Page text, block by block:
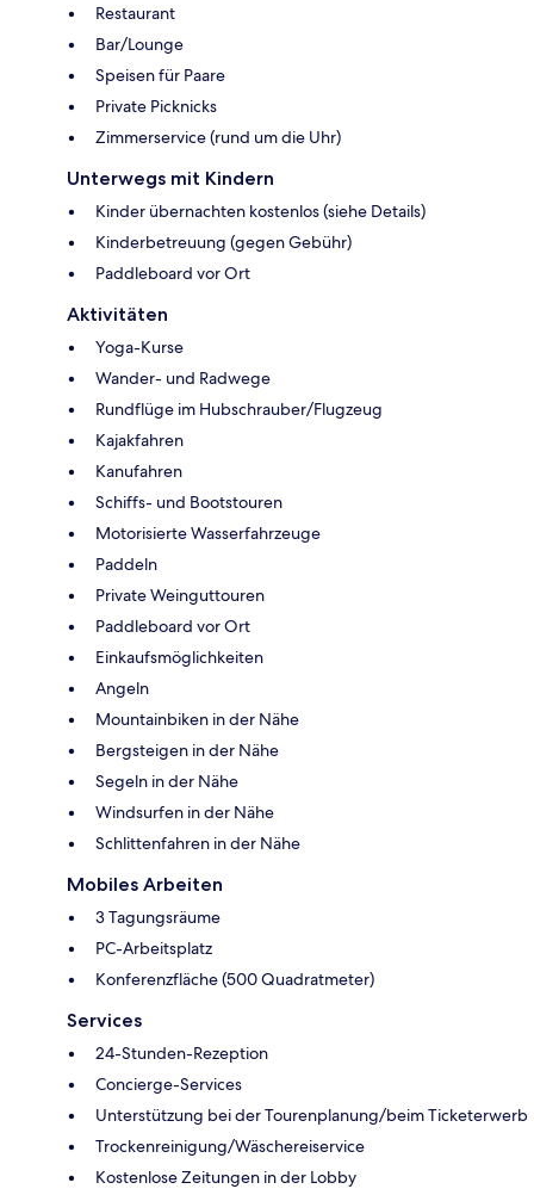
Restaurant
Bar/Lounge
Speisen für Paare
Private Picknicks
Zimmerservice (rund um die Uhr)
Unterwegs mit Kindern
Kinder übernachten kostenlos (siehe Details)
Kinderbetreuung (gegen Gebühr)
Paddleboard vor Ort
Aktivitäten
Yoga-Kurse
Wander- und Radwege
Rundflüge im Hubschrauber/Flugzeug
Kajakfahren
Kanufahren
Schiffs- und Bootstouren
Motorisierte Wasserfahrzeuge
Paddeln
Private Weinguttouren
Paddleboard vor Ort
Einkaufsmöglichkeiten
Angeln
Mountainbiken in der Nähe
Bergsteigen in der Nähe
Segeln in der Nähe
Windsurfen in der Nähe
Schlittenfahren in der Nähe
Mobiles Arbeiten
3 Tagungsräume
PC-Arbeitsplatz
Konferenzfläche (500 Quadratmeter)
Services
24-Stunden-Rezeption
Concierge-Services
Unterstützung bei der Tourenplanung/beim Ticketerwerb
Trockenreinigung/Wäschereiservice
Kostenlose Zeitungen in der Lobby